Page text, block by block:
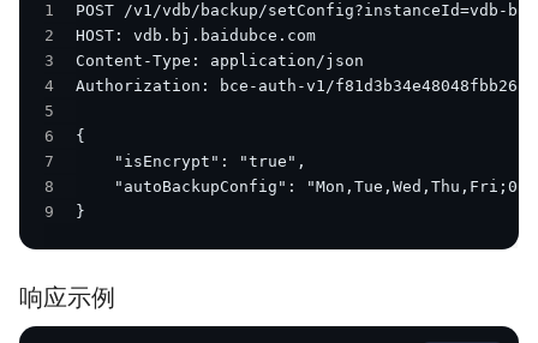
1
2
3
4
5
6
7
8
9
}
响应示例